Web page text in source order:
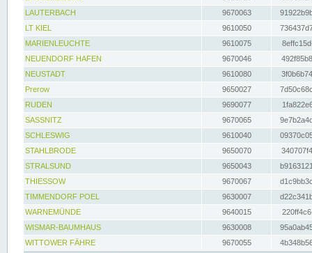
LAUTERBACH
9670063
LT KIEL
9610050
MARIENLEUCHTE
9610075
NEUENDORF HAFEN
9670046
NEUSTADT
9610080
Prerow
9650027
RUDEN
9690077
SASSNITZ
9670065
SCHLESWIG
9610040
STAHLBRODE
9650070
STRALSUND
9650043
THIESSOW
9670067
TIMMENDORF POEL
9630007
WARNEMÜNDE
9640015
WISMAR-BAUMHAUS
9630008
WITTOWER FÄHRE
9670055